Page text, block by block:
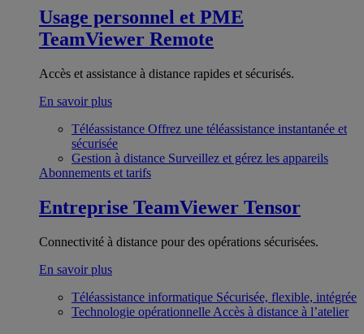
Usage personnel et PME
TeamViewer Remote
Accès et assistance à distance rapides et sécurisés.
En savoir plus
Téléassistance Offrez une téléassistance instantanée et
sécurisée
Gestion à distance Surveillez et gérez les appareils
Abonnements et tarifs
Entreprise TeamViewer Tensor
Connectivité à distance pour des opérations sécurisées.
En savoir plus
Téléassistance informatique Sécurisée, flexible, intégrée
Technologie opérationnelle Accès à distance à l’atelier